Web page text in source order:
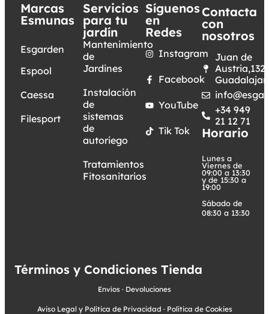
Marcas
Esmunas
Esgarden
Espool
Caessa
Filesport
Servicios
para tu
jardín
Mantenimiento
de
Jardines
Instalación
de
sistemas
de
autoriego
Tratamientos
Fitosanitarios
Síguenos
en
Redes
Instagram
Facebook
YouTube
Tik Tok
Contacta
con
nosotros
Juan de
Austria,132.
+34 949
21 12 71
Horario
Lunes a
Viernes de
09:00 a 13:30
y de 15:30 a
19:00
Sábado de
08:30 a 13:30
Términos y Condiciones Tienda
Envíos · Devoluciones
Aviso Legal y Política de Privacidad · Política de Cookies